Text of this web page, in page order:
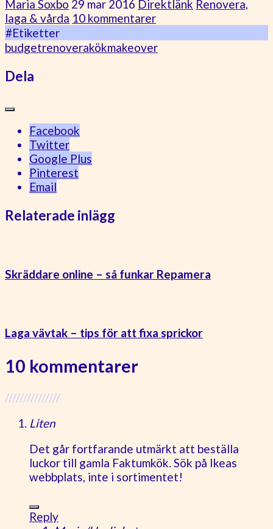
Maria Soxbo 29 mar 2016 Direktlänk Renovera,
laga & vårda 10 kommentarer
#Etiketter
budgetrenoverakökmakeover
Dela
Facebook
Twitter
Google Plus
Pinterest
Email
Relaterade inlägg
Skräddare online – så funkar Repamera
Laga vävtak – tips för att fixa sprickor
10 kommentarer
///////////////
Liten
Det går fortfarande utmärkt att beställa
luckor till gamla Faktumkök. Sök på Ikeas
webbplats, inte i sortimentet!
Reply